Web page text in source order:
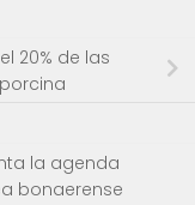
20% de las
la agenda
bonaerense